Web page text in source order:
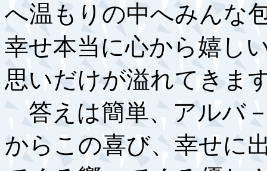
へ温もりの中へみんな
幸せ本当に心から嬉し
思いだけが溢れてきま
答えは簡単、アルバ
からこの喜び、幸せに